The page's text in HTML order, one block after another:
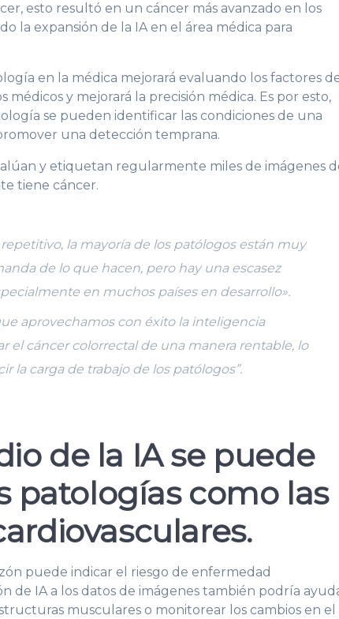
esto resultó en un cáncer más avanzado en los
la expansión de la IA en el área médica para
en la médica mejorará evaluando los factores
médicos y mejorará la precisión médica. Es por esto,
se pueden identificar las condiciones de una
una detección temprana.
y etiquetan regularmente miles de imágenes
tiene cáncer.
la mayoría de los patólogos están muy
de lo que hacen, pero hay una escasez
en muchos países en desarrollo».
aprovechamos con éxito la inteligencia
el cáncer colorrectal de una manera rentable, lo
la carga de trabajo de los patólogos”.
de la IA se puede
patologías como las
puede indicar el riesgo de enfermedad
de IA a los datos de imágenes también podría
musculares o monitorear los cambios en el